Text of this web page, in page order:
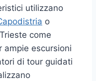
utilizzano
o
come
ampie escursioni
di tour guidati